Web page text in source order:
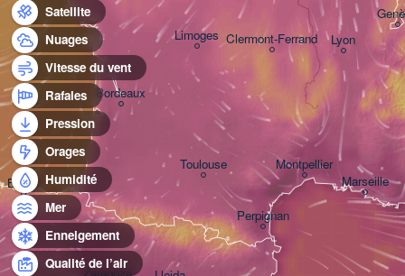
Satellite
Nuages
Vitesse du vent
Rafales
Pression
Orages
Humidité
Mer
Enneigement
Qualité de l’air
Bordeaux
Bilbao
Lyon
Marseille
Montpellier
Perpignan
Clermont-Ferrand
Limoges
Toulouse